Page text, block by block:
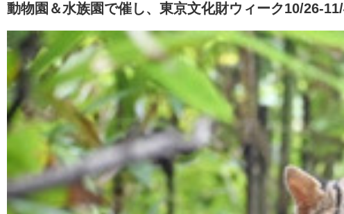
動物園＆水族園で催し、東京文化財ウィーク10/26-